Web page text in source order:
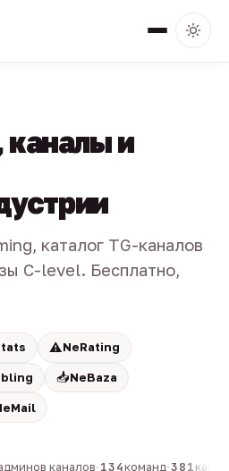
каналы и
каталог TG-каналов
C-level. Бесплатно,
⚠️NeRating
📥NeBaza
каналов·134команд·381